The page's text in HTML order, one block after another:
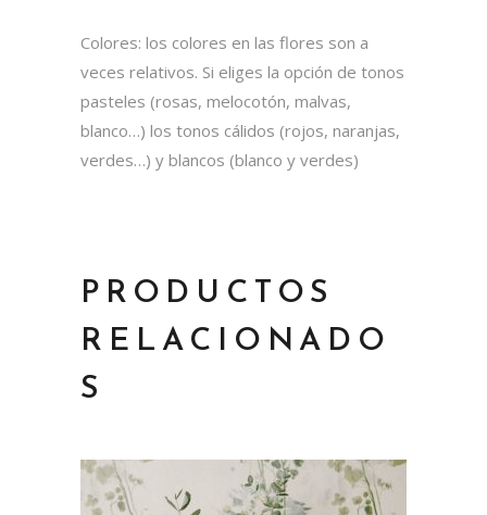
Colores: los colores en las flores son a
veces relativos. Si eliges la opción de tonos
pasteles (rosas, melocotón, malvas,
blanco…) los tonos cálidos (rojos, naranjas,
verdes…) y blancos (blanco y verdes)
PRODUCTOS
RELACIONADO
S